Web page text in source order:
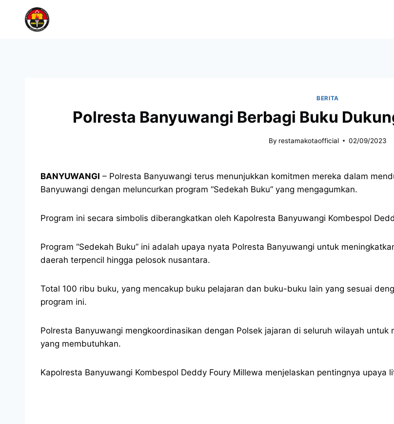
BERITA
Polresta Banyuwangi Berbagi Buku
By restamakotaofficial 02/09/2023
BANYUWANGI – Polresta Banyuwangi terus menunjukkan komitmen mereka dalam
Banyuwangi dengan meluncurkan program “Sedekah Buku” yang mengagumkan.
Program ini secara simbolis diberangkatkan oleh Kapolresta Banyuwangi Kombespol
Program “Sedekah Buku” ini adalah upaya nyata Polresta Banyuwangi untuk
daerah terpencil hingga pelosok nusantara.
Total 100 ribu buku, yang mencakup buku pelajaran dan buku-buku lain yang sesuai
program ini.
Polresta Banyuwangi mengkoordinasikan dengan Polsek jajaran di seluruh wilayah
yang membutuhkan.
Kapolresta Banyuwangi Kombespol Deddy Foury Millewa menjelaskan pentingnya upaya